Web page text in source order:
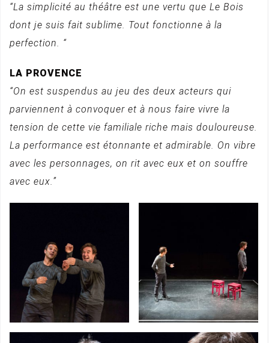
“La simplicité au théâtre est une vertu que Le Bois
dont je suis fait sublime. Tout fonctionne à la
perfection. “
LA PROVENCE
“On est suspendus au jeu des deux acteurs qui
parviennent à convoquer et à nous faire vivre la
tension de cette vie familiale riche mais douloureuse.
La performance est étonnante et admirable. On vibre
avec les personnages, on rit avec eux et on souffre
avec eux.”